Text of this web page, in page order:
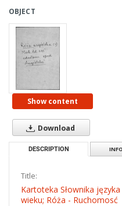
OBJECT
Show content
Download
DESCRIPTION
Title:
Kartoteka Słownika
wieku; Róża - Ruchomosć